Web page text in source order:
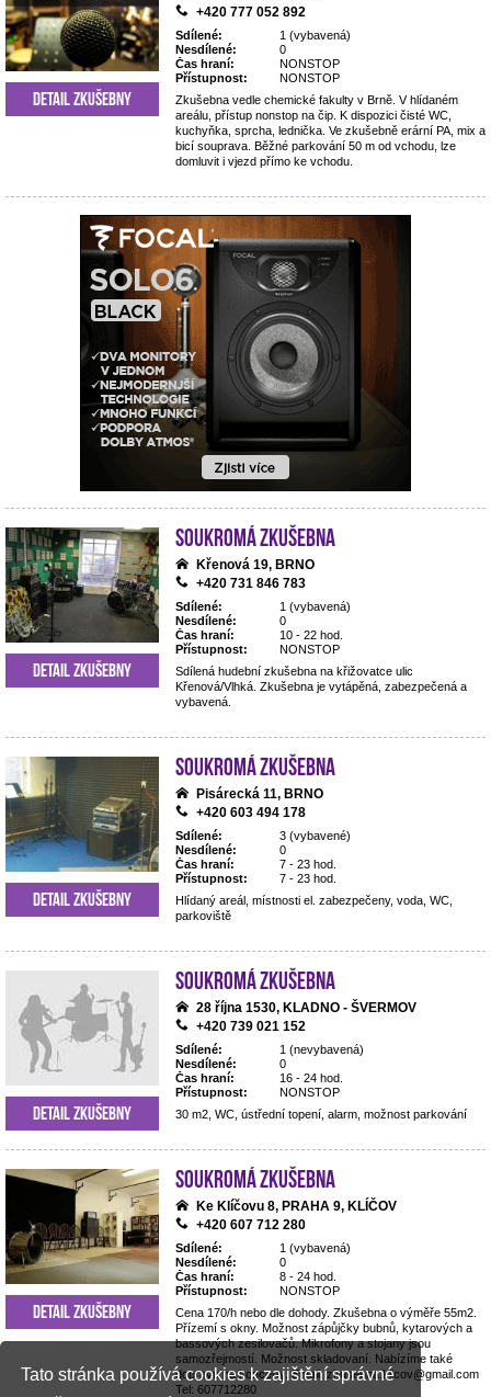
Tato stránka používá cookies k zajištění správné
+420 777 052 892
Sdílené:
1 (vybavená)
Nesdílené:
0
Čas hraní:
NONSTOP
Přístupnost:
NONSTOP
Zkušebna vedle chemické fakulty v Brně. V hlídaném
areálu, přístup nonstop na čip. K dispozici čisté WC,
kuchyňka, sprcha, lednička. Ve zkušebně erární PA, mix a
bicí souprava. Běžné parkování 50 m od vchodu, lze
domluvit i vjezd přímo ke vchodu.
Detail zkušebny
Soukromá zkušebna
Křenová 19, BRNO
+420 731 846 783
Sdílené:
1 (vybavená)
Nesdílené:
0
Čas hraní:
10 - 22 hod.
Přístupnost:
NONSTOP
Sdílená hudební zkušebna na křižovatce ulic
Křenová/Vlhká. Zkušebna je vytápěná, zabezpečená a
vybavená.
Detail zkušebny
Soukromá zkušebna
Pisárecká 11, BRNO
+420 603 494 178
Sdílené:
3 (vybavené)
Nesdílené:
0
Čas hraní:
7 - 23 hod.
Přístupnost:
7 - 23 hod.
Hlídaný areál, místnosti el. zabezpečeny, voda, WC,
parkoviště
Detail zkušebny
Soukromá zkušebna
28 října 1530, KLADNO - ŠVERMOV
+420 739 021 152
Sdílené:
1 (nevybavená)
Nesdílené:
0
Čas hraní:
16 - 24 hod.
Přístupnost:
NONSTOP
30 m2, WC, ústřední topení, alarm, možnost parkování
Detail zkušebny
Soukromá zkušebna
Ke Klíčovu 8, PRAHA 9, KLÍČOV
+420 607 712 280
Sdílené:
1 (vybavená)
Nesdílené:
0
Čas hraní:
8 - 24 hod.
Přístupnost:
NONSTOP
Cena 170/h nebo dle dohody. Zkušebna o výměře 55m2.
Přízemí s okny. Možnost zápůjčky bubnů, kytarových a
bassových zesilovačů. Mikrofony a stojany jsou
samozřejmostí. Možnost skladovaní. Nabízíme také
dopravu na koncerty. Email: zkusebna.klicov@gmail.com
Tel: 607712280
Detail zkušebny